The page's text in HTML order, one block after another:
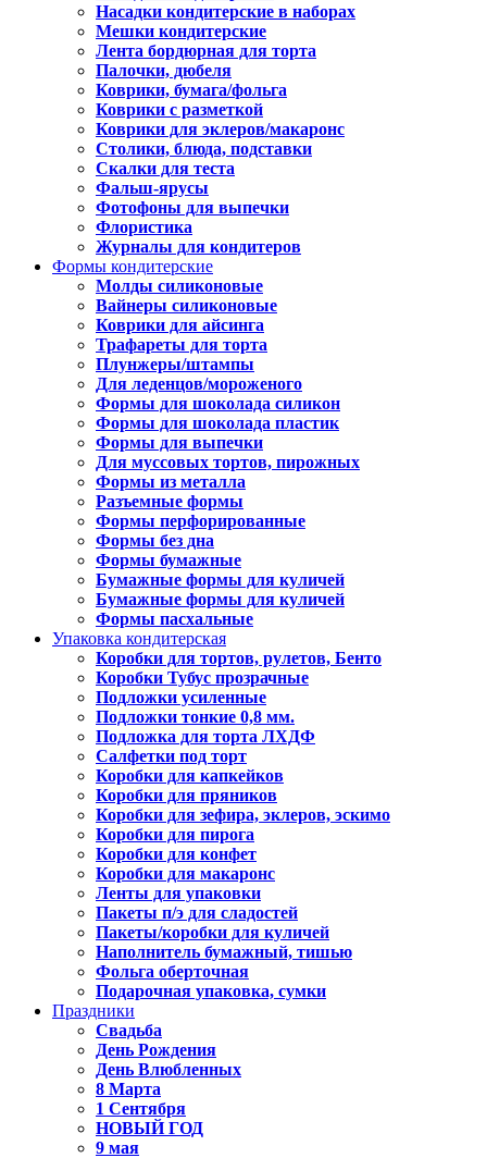
Насадки кондитерские в наборах
Мешки кондитерские
Лента бордюрная для торта
Палочки, дюбеля
Коврики, бумага/фольга
Коврики с разметкой
Коврики для эклеров/макаронс
Столики, блюда, подставки
Скалки для теста
Фальш-ярусы
Фотофоны для выпечки
Флористика
Журналы для кондитеров
Формы кондитерские
Молды силиконовые
Вайнеры силиконовые
Коврики для айсинга
Трафареты для торта
Плунжеры/штампы
Для леденцов/мороженого
Формы для шоколада силикон
Формы для шоколада пластик
Формы для выпечки
Для муссовых тортов, пирожных
Формы из металла
Разъемные формы
Формы перфорированные
Формы без дна
Формы бумажные
Бумажные формы для куличей
Бумажные формы для куличей
Формы пасхальные
Упаковка кондитерская
Коробки для тортов, рулетов, Бенто
Коробки Тубус прозрачные
Подложки усиленные
Подложки тонкие 0,8 мм.
Подложка для торта ЛХДФ
Салфетки под торт
Коробки для капкейков
Коробки для пряников
Коробки для зефира, эклеров, эскимо
Коробки для пирога
Коробки для конфет
Коробки для макаронс
Ленты для упаковки
Пакеты п/э для сладостей
Пакеты/коробки для куличей
Наполнитель бумажный, тишью
Фольга оберточная
Подарочная упаковка, сумки
Праздники
Свадьба
День Рождения
День Влюбленных
8 Марта
1 Сентября
НОВЫЙ ГОД
9 мая